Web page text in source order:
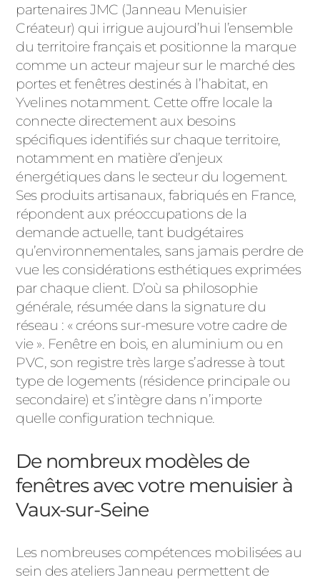
partenaires JMC (Janneau Menuisier
Créateur) qui irrigue aujourd’hui l’ensemble
du territoire français et positionne la marque
comme un acteur majeur sur le marché des
portes et fenêtres destinés à l’habitat, en
Yvelines notamment. Cette offre locale la
connecte directement aux besoins
spécifiques identifiés sur chaque territoire,
notamment en matière d’enjeux
énergétiques dans le secteur du logement.
Ses produits artisanaux, fabriqués en France,
répondent aux préoccupations de la
demande actuelle, tant budgétaires
qu’environnementales, sans jamais perdre de
vue les considérations esthétiques exprimées
par chaque client. D’où sa philosophie
générale, résumée dans la signature du
réseau : « créons sur-mesure votre cadre de
vie ». Fenêtre en bois, en aluminium ou en
PVC, son registre très large s’adresse à tout
type de logements (résidence principale ou
secondaire) et s’intègre dans n’importe
quelle configuration technique.
De nombreux modèles de
fenêtres avec votre menuisier à
Vaux-sur-Seine
Les nombreuses compétences mobilisées au
sein des ateliers Janneau permettent de
ACIER